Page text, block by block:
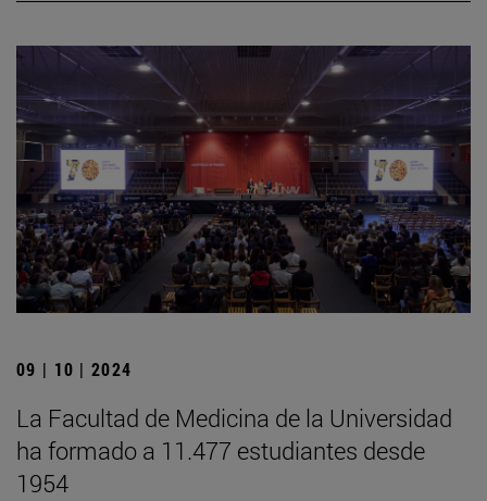
09 | 10 | 2024
La Facultad de Medicina de la Universidad
ha formado a 11.477 estudiantes desde
1954